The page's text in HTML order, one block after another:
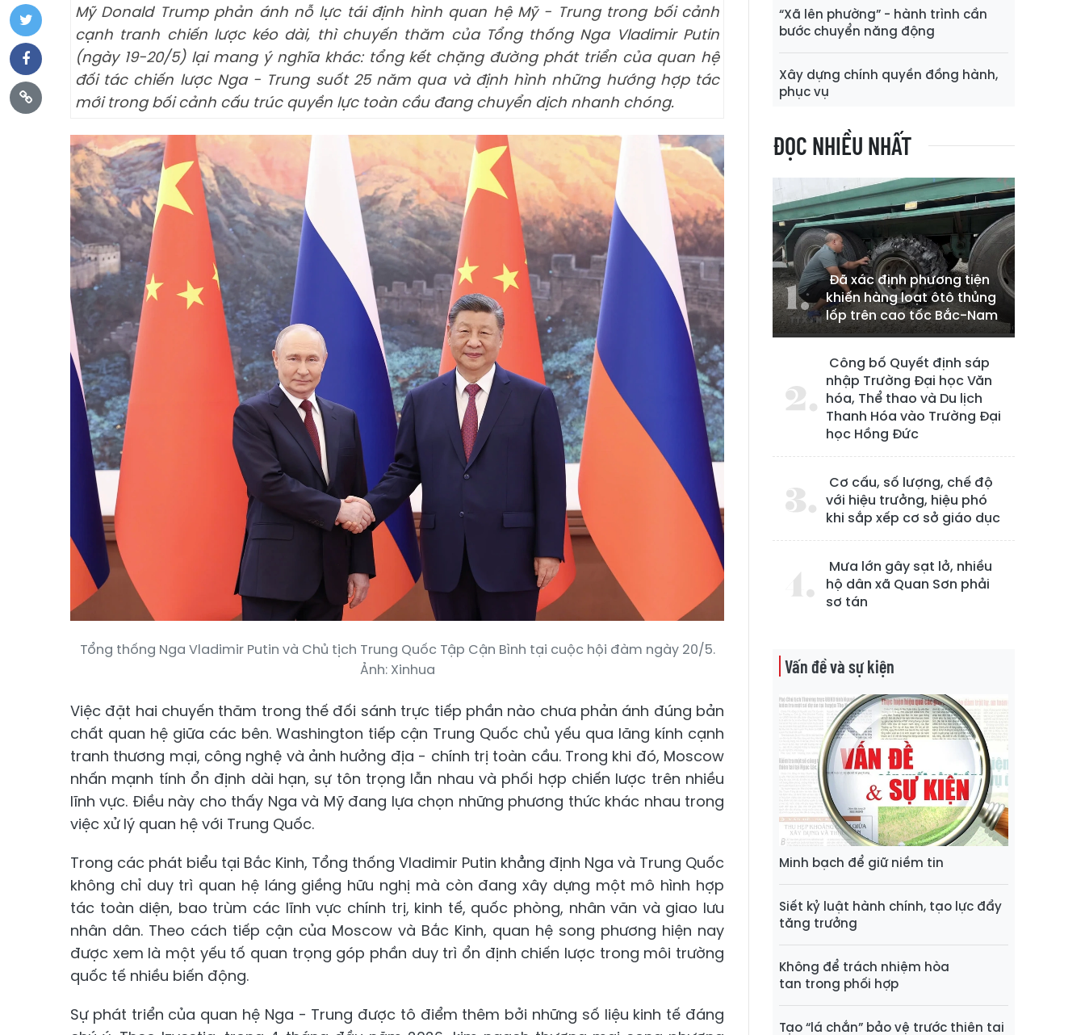
Mỹ Donald Trump phản ánh nỗ lực tái định hình quan hệ Mỹ - Trung trong bối cảnh
cạnh tranh chiến lược kéo dài, thì chuyến thăm của Tổng thống Nga Vladimir Putin
(ngày 19-20/5) lại mang ý nghĩa khác: tổng kết chặng đường phát triển của quan hệ
đối tác chiến lược Nga - Trung suốt 25 năm qua và định hình những hướng hợp tác
mới trong bối cảnh cấu trúc quyền lực toàn cầu đang chuyển dịch nhanh chóng.
Tổng thống Nga Vladimir Putin và Chủ tịch Trung Quốc Tập Cận Bình tại cuộc hội đàm ngày 20/5.
Ảnh: Xinhua
Việc đặt hai chuyến thăm trong thế đối sánh trực tiếp phần nào chưa phản ánh đúng bản
chất quan hệ giữa các bên. Washington tiếp cận Trung Quốc chủ yếu qua lăng kính cạnh
tranh thương mại, công nghệ và ảnh hưởng địa - chính trị toàn cầu. Trong khi đó, Moscow
nhấn mạnh tính ổn định dài hạn, sự tôn trọng lẫn nhau và phối hợp chiến lược trên nhiều
lĩnh vực. Điều này cho thấy Nga và Mỹ đang lựa chọn những phương thức khác nhau trong
việc xử lý quan hệ với Trung Quốc.
Trong các phát biểu tại Bắc Kinh, Tổng thống Vladimir Putin khẳng định Nga và Trung Quốc
không chỉ duy trì quan hệ láng giềng hữu nghị mà còn đang xây dựng một mô hình hợp
tác toàn diện, bao trùm các lĩnh vực chính trị, kinh tế, quốc phòng, nhân văn và giao lưu
nhân dân. Theo cách tiếp cận của Moscow và Bắc Kinh, quan hệ song phương hiện nay
được xem là một yếu tố quan trọng góp phần duy trì ổn định chiến lược trong môi trường
quốc tế nhiều biến động.
Sự phát triển của quan hệ Nga - Trung được tô điểm thêm bởi những số liệu kinh tế đáng
“Xã lên phường” - hành trình cần
bước chuyển năng động
Xây dựng chính quyền đồng hành,
phục vụ
ĐỌC NHIỀU NHẤT
Đã xác định phương tiện
khiến hàng loạt ôtô thủng
lốp trên cao tốc Bắc-Nam
Công bố Quyết định sáp
nhập Trường Đại học Văn
hóa, Thể thao và Du lịch
Thanh Hóa vào Trường Đại
học Hồng Đức
Cơ cấu, số lượng, chế độ
với hiệu trưởng, hiệu phó
khi sắp xếp cơ sở giáo dục
Mưa lớn gây sạt lở, nhiều
hộ dân xã Quan Sơn phải
sơ tán
Vấn đề và sự kiện
Minh bạch để giữ niềm tin
Siết kỷ luật hành chính, tạo lực đẩy
tăng trưởng
Không để trách nhiệm hòa
tan trong phối hợp
Tạo “lá chắn” bảo vệ trước thiên tai